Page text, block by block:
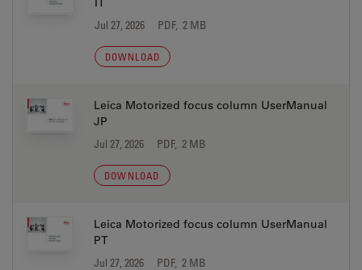
Jul 27, 2026 PDF, 2 MB
DOWNLOAD
Leica Motorized focus column UserManual
JP
Jul 27, 2026 PDF, 2 MB
DOWNLOAD
Leica Motorized focus column UserManual
PT
Jul 27, 2026 PDF, 2 MB